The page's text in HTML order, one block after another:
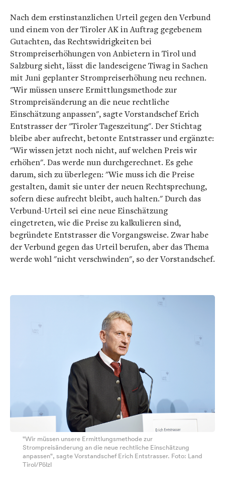
Nach dem erstinstanzlichen Urteil gegen den Verbund
und einem von der Tiroler AK in Auftrag gegebenem
Gutachten, das Rechtswidrigkeiten bei
Strompreiserhöhungen von Anbietern in Tirol und
Salzburg sieht, lässt die landeseigene Tiwag in Sachen
mit Juni geplanter Strompreiserhöhung neu rechnen.
"Wir müssen unsere Ermittlungsmethode zur
Strompreisänderung an die neue rechtliche
Einschätzung anpassen", sagte Vorstandschef Erich
Entstrasser der "Tiroler Tageszeitung". Der Stichtag
bleibe aber aufrecht, betonte Entstrasser und ergänzte:
"Wir wissen jetzt noch nicht, auf welchen Preis wir
erhöhen". Das werde nun durchgerechnet. Es gehe
darum, sich zu überlegen: "Wie muss ich die Preise
gestalten, damit sie unter der neuen Rechtsprechung,
sofern diese aufrecht bleibt, auch halten." Durch das
Verbund-Urteil sei eine neue Einschätzung
eingetreten, wie die Preise zu kalkulieren sind,
begründete Entstrasser die Vorgangsweise. Zwar habe
der Verbund gegen das Urteil berufen, aber das Thema
werde wohl "nicht verschwinden", so der Vorstandschef.
"Wir müssen unsere Ermittlungsmethode zur
Strompreisänderung an die neue rechtliche Einschätzung
anpassen", sagte Vorstandschef Erich Entstrasser. Foto: Land
Tirol/Pölzl